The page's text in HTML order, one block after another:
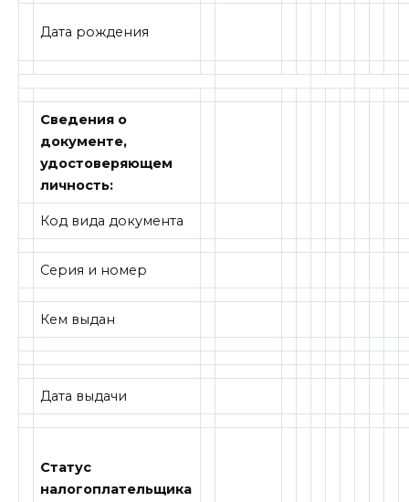
Дата рождения
Сведения о
документе,
удостоверяющем
личность:
Код вида документа
Серия и номер
Кем выдан
Дата выдачи
Статус
налогоплательщика